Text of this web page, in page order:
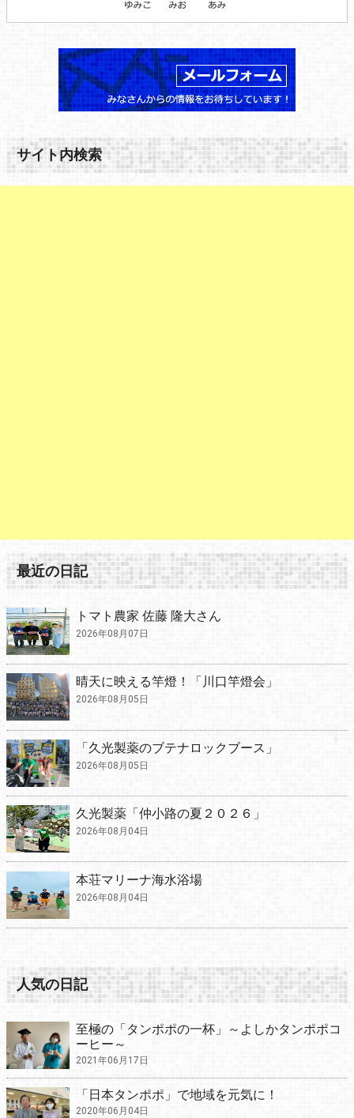
サイト内検索
最近の日記
トマト農家 佐藤 隆大さん
2026年08月07日
晴天に映える竿燈！「川口竿燈会」
2026年08月05日
「久光製薬のブテナロックブース」
2026年08月05日
久光製薬「仲小路の夏２０２６」
2026年08月04日
本荘マリーナ海水浴場
2026年08月04日
人気の日記
至極の「タンポポの一杯」～よしかタンポポコ
ーヒー～
2021年06月17日
「日本タンポポ」で地域を元気に！
2020年06月04日